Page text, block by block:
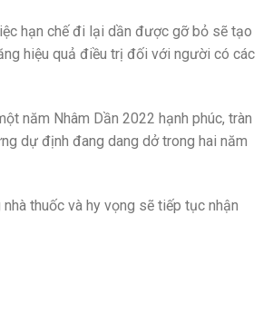
hạn chế đi lại dần được gỡ bỏ sẽ tạo
hiệu quả điều trị đối với người có các
năm Nhâm Dần 2022 hạnh phúc, tràn
dự định đang dang dở trong hai năm
thuốc và hy vọng sẽ tiếp tục nhận